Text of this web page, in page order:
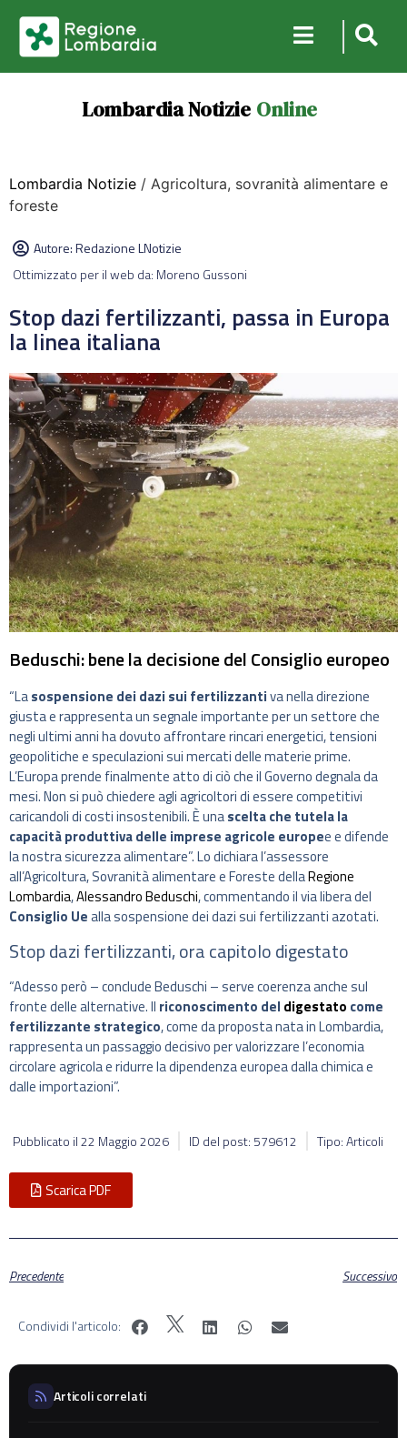
Lombardia Notizie Online
Lombardia Notizie / Agricoltura, sovranità alimentare e
foreste
Autore:Redazione LNotizie
Ottimizzato per il web da: Moreno Gussoni
Stop dazi fertilizzanti, passa in Europa
la linea italiana
Beduschi: bene la decisione del Consiglio europeo
“Lasospensione dei dazi sui fertilizzantiva nella direzione
giusta e rappresenta un segnale importante per un settore che
negli ultimi anni ha dovuto affrontare rincari energetici, tensioni
geopolitiche e speculazioni sui mercati delle materie prime.
L’Europa prende finalmente atto di ciò che il Governo degnala da
mesi. Non si può chiedere agli agricoltori di essere competitivi
caricandoli di costi insostenibili. È unascelta che tutela la
capacità produttiva delle imprese agricole europee e difende
la nostra sicurezza alimentare”. Lo dichiara l’assessore
all’Agricoltura, Sovranità alimentare e Foreste dellaRegione
Lombardia,Alessandro Beduschi, commentando il via libera del
Consiglio Uealla sospensione dei dazi sui fertilizzanti azotati.
Stop dazi fertilizzanti, ora capitolo digestato
“Adesso però – conclude Beduschi – serve coerenza anche sul
fronte delle alternative. Il riconoscimento del digestato come
fertilizzante strategico, come da proposta nata in Lombardia,
rappresenta un passaggio decisivo per valorizzare l’economia
circolare agricola e ridurre la dipendenza europea dalla chimica e
dalle importazioni”.
Pubblicato il22 Maggio 2026 ID del post: 579612 Tipo: Articoli
Scarica PDF
Precedente Successivo
Condividi l'articolo:
Articoli correlati